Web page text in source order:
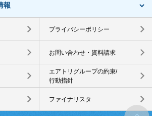
報
プライバシーポリシー
お問い合わせ・資料請求
エアトリグループの約束/
行動指針
ファイナリスタ